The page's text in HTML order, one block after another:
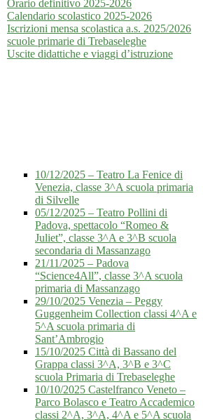
Orario definitivo 2025-2026
Calendario scolastico 2025-2026
Iscrizioni mensa scolastica a.s. 2025/2026
scuole primarie di Trebaseleghe
Uscite didattiche e viaggi d’istruzione
10/12/2025 – Teatro La Fenice di
Venezia, classe 3^A scuola primaria
di Silvelle
05/12/2025 – Teatro Pollini di
Padova, spettacolo “Romeo &
Juliet”, classe 3^A e 3^B scuola
secondaria di Massanzago
21/11/2025 – Padova
“Science4All”, classe 3^A scuola
primaria di Massanzago
29/10/2025 Venezia – Peggy
Guggenheim Collection classi 4^A e
5^A scuola primaria di
Sant’Ambrogio
15/10/2025 Città di Bassano del
Grappa classi 3^A, 3^B e 3^C
scuola Primaria di Trebaseleghe
10/10/2025 Castelfranco Veneto –
Parco Bolasco e Teatro Accademico
classi 2^A, 3^A, 4^A e 5^A scuola